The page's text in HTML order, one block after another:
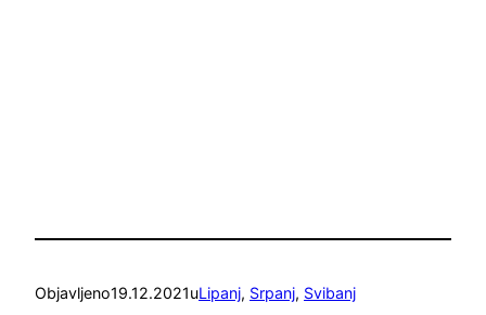
Objavljeno19.12.2021uLipanj, Srpanj, Svibanj